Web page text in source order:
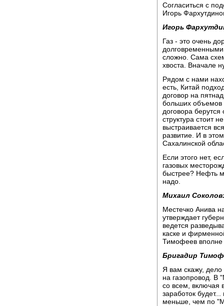
Согласиться с
Игорь
Игорь
Газ - это очень
долговременными
сложно. Сама
хвоста. Вначале
Рядом с нами
есть, Китай
договор на
больших объемов
договора
структура стоит
выстраивается
развитие. И в
Сахалинской
Если этого нет,
газовых
быстрее? Нефть
надо.
Михаил
Местечко Анива
утверждает
ведется
каске и
Тимофеев вполне
Бригадир
Я вам скажу,
на газопровод. В
со всем, включая
заработок
меньше, чем по